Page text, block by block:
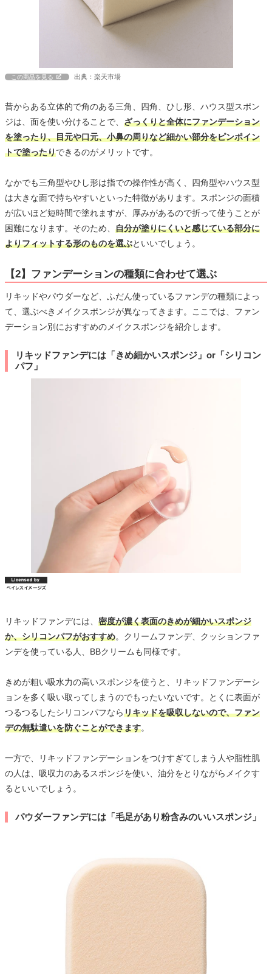
この商品を見る 出典：楽天市場
昔からある立体的で角のある三角、四角、ひし形、ハウス型スポン
ジは、面を使い分けることで、 ざっくりと全体にファンデーション
を塗ったり、目元や口元、小鼻の周りなど細かい部分をピンポイン
トで塗ったりできるのがメリットです。
なかでも三角型やひし形は指での操作性が高く、四角型やハウス型
は大きな面で持ちやすいといった特徴があります。スポンジの面積
が広いほど短時間で塗れますが、厚みがあるので折って使うことが
困難になります。そのため、 自分が塗りにくいと感じている部分に
よりフィットする形のものを選ぶといいでしょう。
【2】ファンデーションの種類に合わせて選ぶ
リキッドやパウダーなど、ふだん使っているファンデの種類によっ
て、選ぶべきメイクスポンジが異なってきます。ここでは、ファン
デーション別におすすめのメイクスポンジを紹介します。
リキッドファンデには「きめ細かいスポンジ」or「シリコン
パフ」
リキッドファンデには、 密度が濃く表面のきめが細かいスポンジ
か、シリコンパフがおすすめ。クリームファンデ、クッションファ
ンデを使っている人、BBクリームも同様です。
きめが粗い吸水力の高いスポンジを使うと、リキッドファンデーシ
ョンを多く吸い取ってしまうのでもったいないです。とくに表面が
つるつるしたシリコンパフならリキッドを吸収しないので、ファン
デの無駄遣いを防ぐことができます。
一方で、リキッドファンデーションをつけすぎてしまう人や脂性肌
の人は、吸収力のあるスポンジを使い、油分をとりながらメイクす
るといいでしょう。
パウダーファンデには「毛足があり粉含みのいいスポンジ」